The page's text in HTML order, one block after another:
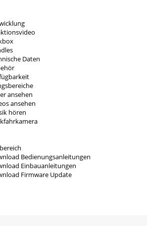
Daten
ansehen
ansehen
hören
Bedienungsanleitungen
Einbauanleitungen
Firmware Update